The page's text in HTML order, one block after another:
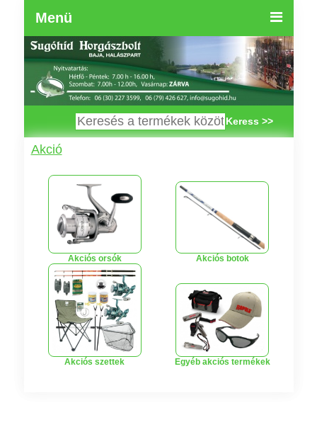
Menü
Keress >>
Akció
Akciós orsók Akciós botok
Akciós szettek Egyéb akciós termékek